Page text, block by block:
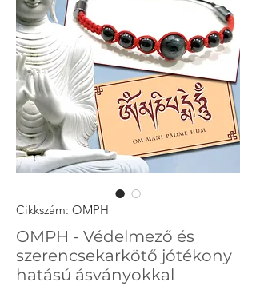
Cikkszám: OMPH
OMPH - Védelmező és
szerencsekarkötő jótékony
hatású ásványokkal